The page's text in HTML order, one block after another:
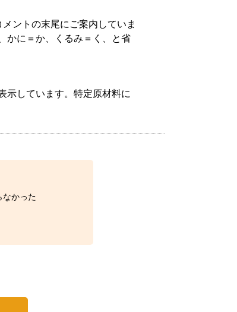
ントの末尾にご案内していま
かに＝か、くるみ＝く、と省
示しています。特定原材料に
なかった